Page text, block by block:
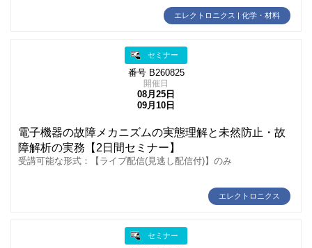
エレクトロニクス | 化学・材料
セミナー
番号 B260825
開催日
08月25日
09月10日
電子機器の故障メカニズムの実態理解と未然防止・故
障解析の実務【2日間セミナー】
受講可能な形式：【ライブ配信(見逃し配信付)】のみ
エレクトロニクス
セミナー